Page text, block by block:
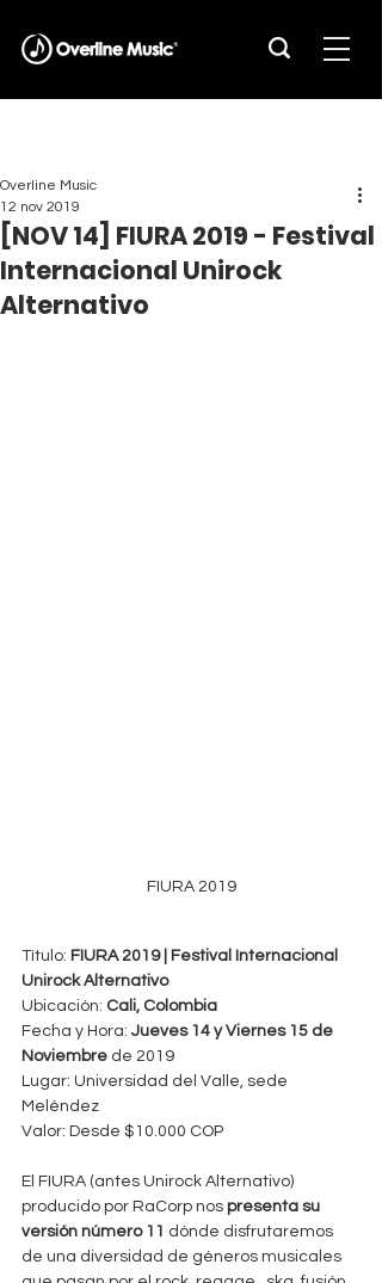
[NOV 14] FIURA 2019 - Festival
Internacional Unirock
Alternativo
Overline Music
12 nov 2019
FIURA 2019
Título: FIURA 2019 | Festival Internacional
Unirock Alternativo
Ubicación: Cali, Colombia
Fecha y Hora: Jueves 14 y Viernes 15 de
Noviembre de 2019
Lugar: Universidad del Valle, sede
Meléndez
Valor: Desde $10.000 COP
El FIURA (antes Unirock Alternativo)
producido por RaCorp nos presenta su
versión número 11 dónde disfrutaremos
de una diversidad de géneros musicales